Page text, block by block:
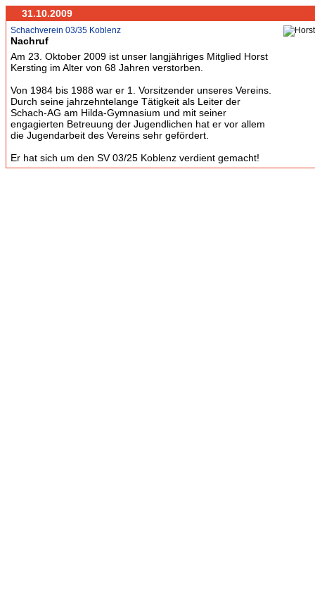
31.10.2009
Schachverein 03/35 Koblenz
Nachruf
Am 23. Oktober 2009 ist unser langjähriges Mitglied Horst
Kersting im Alter von 68 Jahren verstorben.
Von 1984 bis 1988 war er 1. Vorsitzender unseres Vereins.
Durch seine jahrzehntelange Tätigkeit als Leiter der
Schach-AG am Hilda-Gymnasium und mit seiner
engagierten Betreuung der Jugendlichen hat er vor allem
die Jugendarbeit des Vereins sehr gefördert.
Er hat sich um den SV 03/25 Koblenz verdient gemacht!